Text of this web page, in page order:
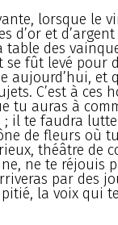
lorsque le
d’or et d’argent
des
se fût levé pour
aujourd’hui, et
C’est à ces
tu auras à
il te faudra
de fleurs où tu
théâtre de
ne te réjouis
par des
la voix qui